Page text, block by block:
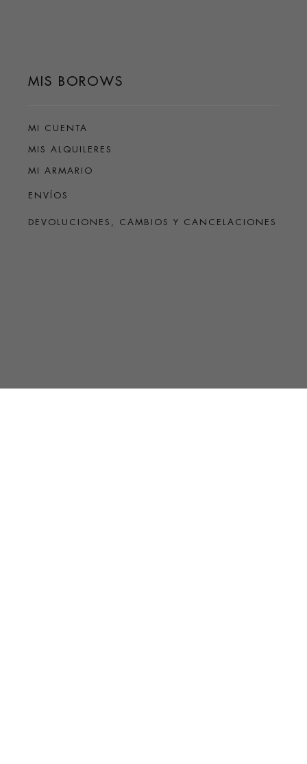
MIS BOROWS
MI CUENTA
MIS ALQUILERES
MI ARMARIO
ENVÍOS
DEVOLUCIONES, CAMBIOS Y CANCELACIONES